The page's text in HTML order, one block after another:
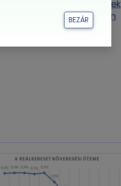
A munkavállalók helyzetének
változása Magyarországon
BEZÁR